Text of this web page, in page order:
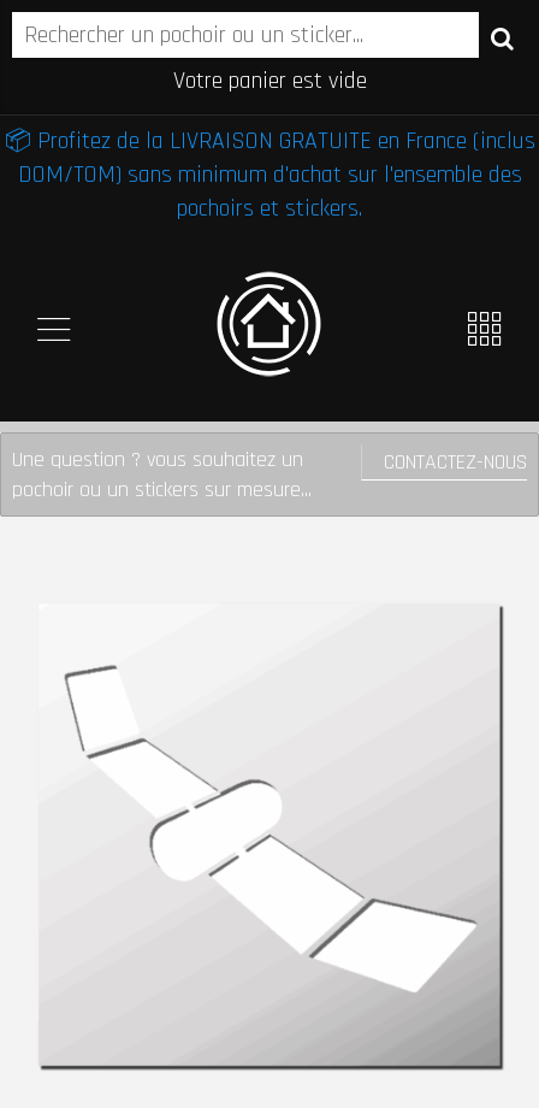
Votre panier est vide
📦 Profitez de la LIVRAISON GRATUITE en France (inclus
DOM/TOM) sans minimum d'achat sur l'ensemble des
pochoirs et stickers.
CONTACTEZ-NOUS
Une question ? vous souhaitez un
pochoir ou un stickers sur mesure...